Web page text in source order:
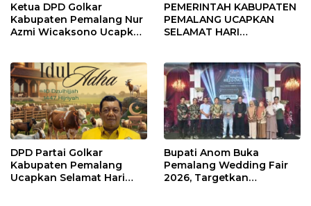
Ketua DPD Golkar
Kabupaten Pemalang Nur
Azmi Wicaksono Ucapkan
PEMERINTAH KABUPATEN
PEMALANG UCAPKAN
SELAMAT HARI
DPD Partai Golkar
Kabupaten Pemalang
Ucapkan Selamat Hari
Bupati Anom Buka
Pemalang Wedding Fair
2026, Targetkan